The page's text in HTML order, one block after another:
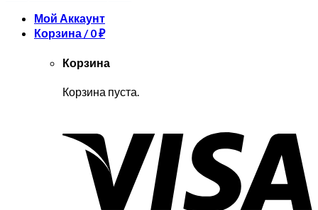
Мой Аккаунт
Корзина /0₽
Корзина
Корзина пуста.